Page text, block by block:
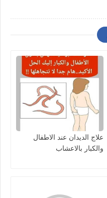
علاج الديدان عند الاطفال
والكبار بالاعشاب